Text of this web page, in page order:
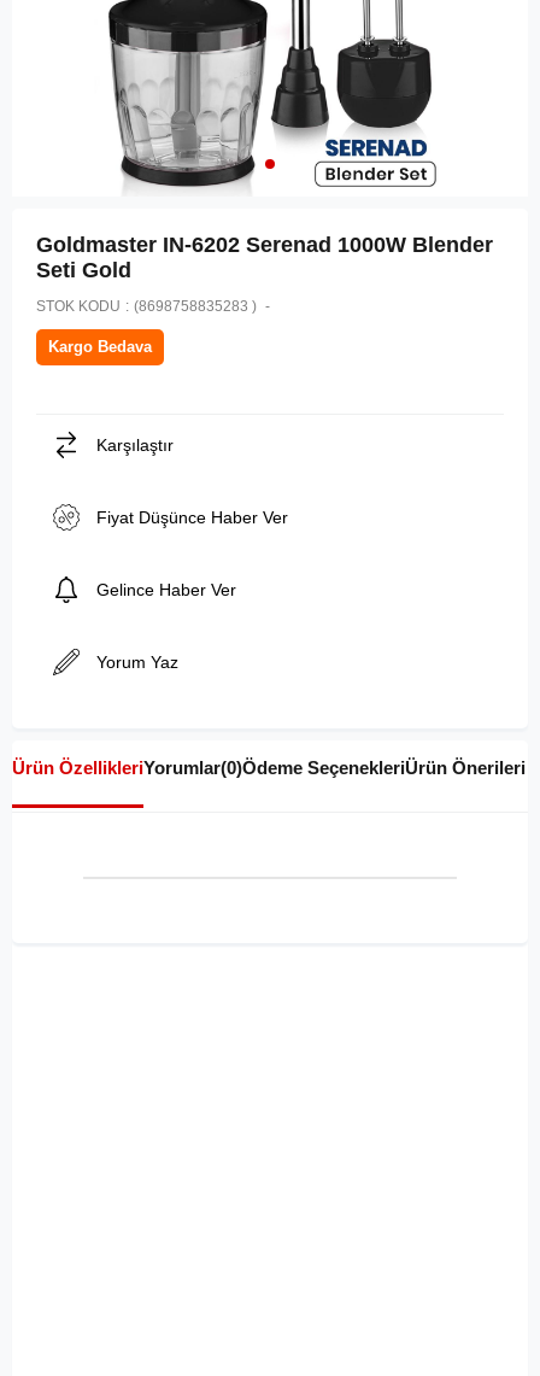
Goldmaster IN-6202 Serenad 1000W Blender
Seti Gold
STOK KODU (8698758835283 )
Kargo Bedava
Karşılaştır
Fiyat Düşünce Haber Ver
Gelince Haber Ver
Yorum Yaz
Ürün ÖzellikleriYorumlar(0)Ödeme SeçenekleriÜrün Önerileri